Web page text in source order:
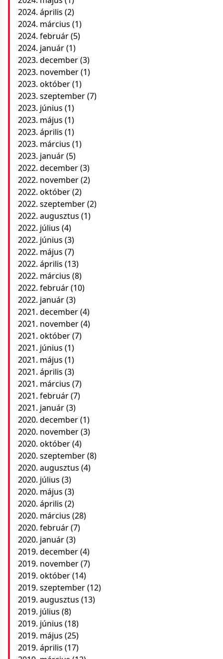
2024. április (2)
2024. március (1)
2024. február(5)
2024. január(1)
2023. december(3)
2023. november(1)
2023. október(1)
2023. szeptember(7)
2023. június (1)
2023. május (1)
2023. április (1)
2023. március (1)
2023. január(5)
2022. december(3)
2022. november(2)
2022. október(2)
2022. szeptember(2)
2022. augusztus (1)
2022. július (4)
2022. június (3)
2022. május (7)
2022. április (13)
2022. március (8)
2022. február(10)
2022. január(3)
2021. december(4)
2021. november(4)
2021. október(7)
2021. június (1)
2021. május (1)
2021. április (3)
2021. március (7)
2021. február(7)
2021. január(3)
2020. december(1)
2020. november(3)
2020. október(4)
2020. szeptember(8)
2020. augusztus (4)
2020. július (3)
2020. május (3)
2020. április (2)
2020. március (28)
2020. február(7)
2020. január(3)
2019. december(4)
2019. november(7)
2019. október(14)
2019. szeptember(12)
2019. augusztus (13)
2019. július (8)
2019. június (18)
2019. május (25)
2019. április (17)